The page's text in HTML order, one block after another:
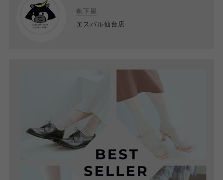
靴下屋
エスパル仙台店